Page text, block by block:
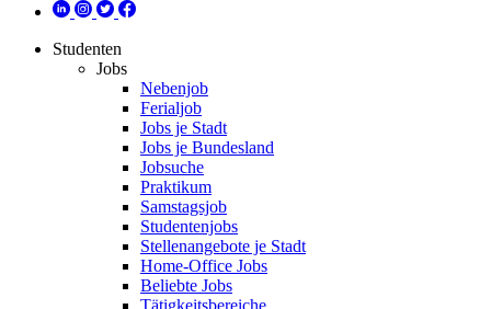
Studenten
Jobs
Nebenjob
Ferialjob
Jobs je Stadt
Jobs je Bundesland
Jobsuche
Praktikum
Samstagsjob
Studentenjobs
Stellenangebote je Stadt
Home-Office Jobs
Beliebte Jobs
Tätigkeitsbereiche